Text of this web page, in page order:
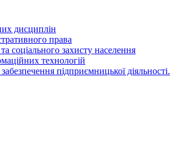
дисциплін
права
соціального захисту населення
технологій
підприємницької діяльності.